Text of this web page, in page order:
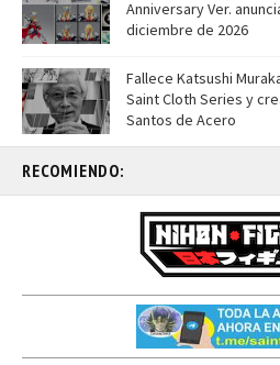
Anniversary Ver.
diciembre de 2026
Fallece Katsushi
Saint Cloth Series y
Santos de Acero
RECOMIENDO: